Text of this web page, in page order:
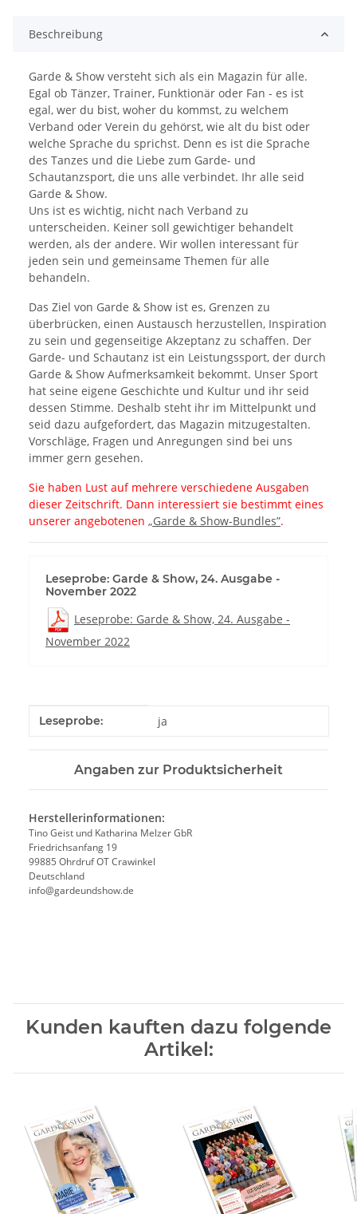
Beschreibung
Garde & Show versteht sich als ein Magazin für alle.
Egal ob Tänzer, Trainer, Funktionär oder Fan - es ist
egal, wer du bist, woher du kommst, zu welchem
Verband oder Verein du gehörst, wie alt du bist oder
welche Sprache du sprichst. Denn es ist die Sprache
des Tanzes und die Liebe zum Garde- und
Schautanzsport, die uns alle verbindet. Ihr alle seid
Garde & Show.
Uns ist es wichtig, nicht nach Verband zu
unterscheiden. Keiner soll gewichtiger behandelt
werden, als der andere. Wir wollen interessant für
jeden sein und gemeinsame Themen für alle
behandeln.
Das Ziel von Garde & Show ist es, Grenzen zu
überbrücken, einen Austausch herzustellen, Inspiration
zu sein und gegenseitige Akzeptanz zu schaffen. Der
Garde- und Schautanz ist ein Leistungssport, der durch
Garde & Show Aufmerksamkeit bekommt. Unser Sport
hat seine eigene Geschichte und Kultur und ihr seid
dessen Stimme. Deshalb steht ihr im Mittelpunkt und
seid dazu aufgefordert, das Magazin mitzugestalten.
Vorschläge, Fragen und Anregungen sind bei uns
immer gern gesehen.
Sie haben Lust auf mehrere verschiedene Ausgaben
dieser Zeitschrift. Dann interessiert sie bestimmt eines
unserer angebotenen „Garde & Show-Bundles”.
Leseprobe: Garde & Show, 24. Ausgabe -
November 2022
Leseprobe: Garde & Show, 24. Ausgabe -
November 2022
Produkteigenschaft
Wert
Leseprobe: ja
Angaben zur Produktsicherheit
Herstellerinformationen:
Tino Geist und Katharina Melzer GbR
Friedrichsanfang 19
99885 Ohrdruf OT Crawinkel
Deutschland
info@gardeundshow.de
Kunden kauften dazu folgende
Artikel: